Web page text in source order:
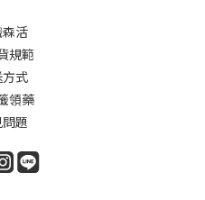
活
規範
式
領藥
題